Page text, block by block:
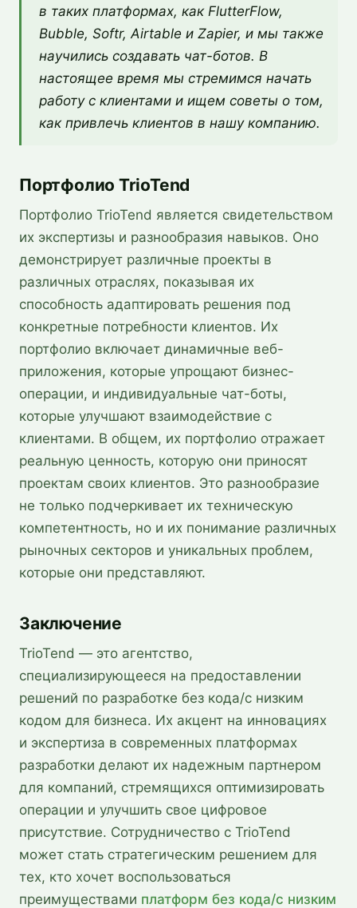
в таких платформах, как FlutterFlow,
Bubble, Softr, Airtable и Zapier, и мы также
научились создавать чат-ботов. В
настоящее время мы стремимся начать
работу с клиентами и ищем советы о том,
как привлечь клиентов в нашу компанию.
Портфолио TrioTend
Портфолио TrioTend является свидетельством
их экспертизы и разнообразия навыков. Оно
демонстрирует различные проекты в
различных отраслях, показывая их
способность адаптировать решения под
конкретные потребности клиентов. Их
портфолио включает динамичные веб-
приложения, которые упрощают бизнес-
операции, и индивидуальные чат-боты,
которые улучшают взаимодействие с
клиентами. В общем, их портфолио отражает
реальную ценность, которую они приносят
проектам своих клиентов. Это разнообразие
не только подчеркивает их техническую
компетентность, но и их понимание различных
рыночных секторов и уникальных проблем,
которые они представляют.
Заключение
TrioTend — это агентство,
специализирующееся на предоставлении
решений по разработке без кода/с низким
кодом для бизнеса. Их акцент на инновациях
и экспертиза в современных платформах
разработки делают их надежным партнером
для компаний, стремящихся оптимизировать
операции и улучшить свое цифровое
присутствие. Сотрудничество с TrioTend
может стать стратегическим решением для
тех, кто хочет воспользоваться
преимуществами платформ без кода/с низким